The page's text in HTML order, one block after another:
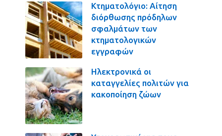
Κτηματολόγιο: Αίτηση
διόρθωσης πρόδηλων
σφαλμάτων των
κτηματολογικών
εγγραφών
Ηλεκτρονικά οι
καταγγελίες πολιτών για
κακοποίηση ζώων